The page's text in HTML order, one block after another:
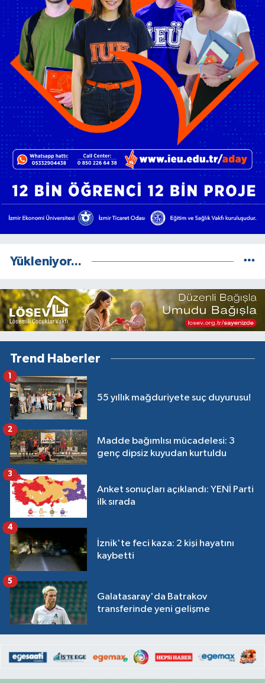
Yükleniyor...
Trend Haberler
55 yıllık mağduriyete suç duyurusu!
1
Madde bağımlısı mücadelesi: 3
genç dipsiz kuyudan kurtuldu
2
Anket sonuçları açıklandı: YENİ Parti
ilk sırada
3
İznik'te feci kaza: 2 kişi hayatını
kaybetti
4
Galatasaray'da Batrakov
transferinde yeni gelişme
5